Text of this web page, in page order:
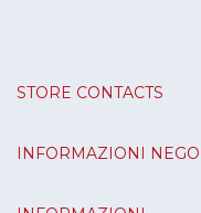
STORE CONTACTS
INFORMAZIONI